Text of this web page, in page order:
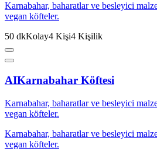
Karnabahar, baharatlar ve besleyici
vegan köfteler.
50 dkKolay4 Kişi4 Kişilik
AIKarnabahar Köftesi
Karnabahar, baharatlar ve besleyici
vegan köfteler.
Karnabahar, baharatlar ve besleyici
vegan köfteler.